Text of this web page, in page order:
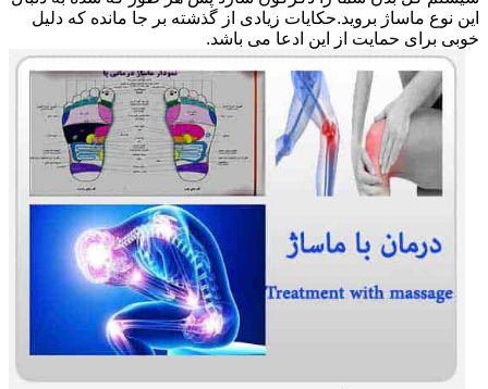
این نوع ماساژ بروید.حکایات زیادی از گذشته بر جا مانده که دلیل
خوبی برای حمایت از این ادعا می باشد.